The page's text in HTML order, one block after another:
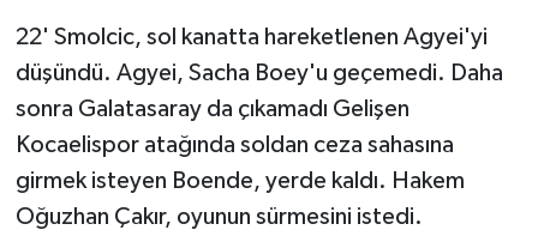
22' Smolcic, sol kanatta hareketlenen Agyei'yi
düşündü. Agyei, Sacha Boey'u geçemedi. Daha
sonra Galatasaray da çıkamadı Gelişen
Kocaelispor atağında soldan ceza sahasına
girmek isteyen Boende, yerde kaldı. Hakem
Oğuzhan Çakır, oyunun sürmesini istedi.